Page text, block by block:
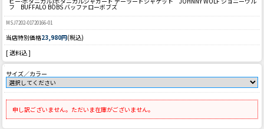
フ BUFFALO BOBS バッファローボブズ
MSJ7202-01720166-01
当店特別価格23,980円(税込)
[ 送料込 ]
サイズ／カラー
申し訳ございません。ただいま在庫がございません。